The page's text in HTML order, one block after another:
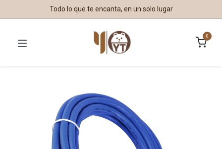
Todo lo que te encanta, en un solo lugar
0